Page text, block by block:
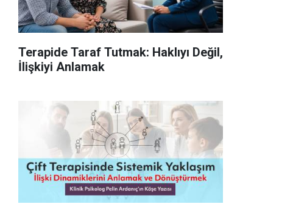
Terapide Taraf Tutmak: Haklıyı Değil,
İlişkiyi Anlamak